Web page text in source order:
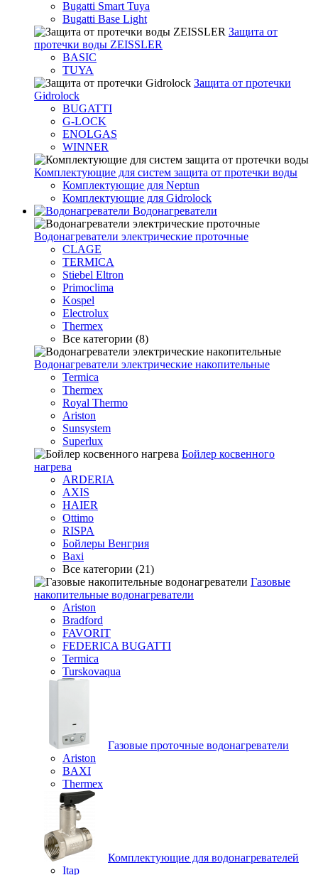
Bugatti Smart Tuya
Bugatti Base Light
Защита от
протечки воды ZEISSLER
BASIC
TUYA
Защита от протечки
Gidrolock
BUGATTI
G-LOCK
ENOLGAS
WINNER
Комплектующие для систем защита от протечки воды
Комплектующие для Neptun
Комплектующие для Gidrolock
Водонагреватели
Водонагреватeли электрические проточные
CLAGE
TERMICA
Stiebel Eltron
Primoclima
Kospel
Electrolux
Thermex
Все категории (8)
Водонагреватели электрические накопительные
Termica
Thermex
Royal Thermo
Ariston
Sunsystem
Superlux
Бойлер косвенного
нагрева
ARDERIA
AXIS
HAIER
Ottimo
RISPA
Бойлеры Венгрия
Baxi
Все категории (21)
Газовые
накопительные водонагреватели
Ariston
Bradford
FAVORIT
FEDERICA BUGATTI
Termica
Turskovaqua
Газовые проточные водонагреватели
Ariston
BAXI
Thermex
Комплектующие для водонагревателей
Itap